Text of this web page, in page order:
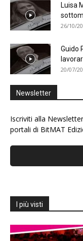
Luisa
26/10/
Guido
20/07/
Newsletter
Iscriviti alla
portali di BitMAT
I più visti